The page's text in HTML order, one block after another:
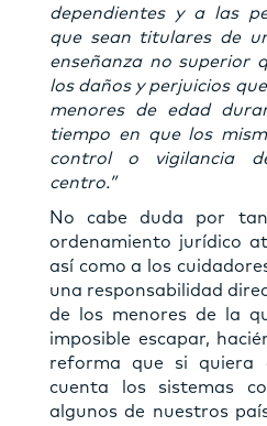
dependientes y a las
que sean titulares de
enseñanza no superior
los daños y perjuicios
menores de edad
tiempo en que los
control o vigilancia
centro.”
No cabe duda por
ordenamiento jurídico
así como a los
una responsabilidad
de los menores de la
imposible escapar,
reforma que si quiera
cuenta los sistemas
algunos de nuestros